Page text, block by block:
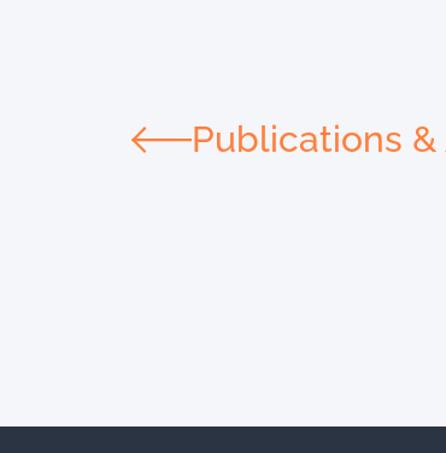
Publications